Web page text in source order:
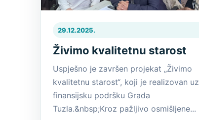
29.12.2025.
Živimo kvalitetnu starost
Uspješno je završen projekat „Živimo
kvalitetnu starost“, koji je realizovan uz
finansijsku podršku Grada
Tuzla.&nbsp;Kroz pažljivo osmišljene...